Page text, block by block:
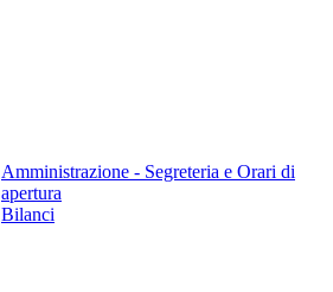
Amministrazione - Segreteria e Orari di
apertura
Bilanci